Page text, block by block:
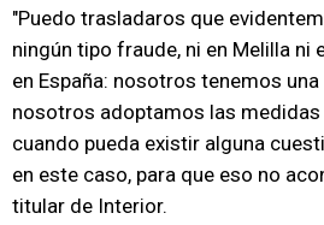
"Puedo trasladaros que
ningún tipo fraude, ni en Melilla ni
en España: nosotros tenemos
nosotros adoptamos las
cuando pueda existir alguna
en este caso, para que eso no
titular de Interior.